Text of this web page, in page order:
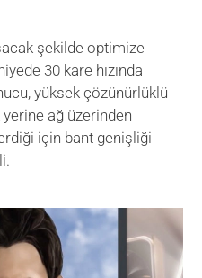
şekilde optimize
30 kare hızında
yüksek çözünürlüklü
ağ üzerinden
için bant genişliği